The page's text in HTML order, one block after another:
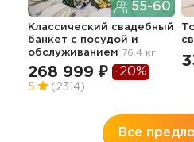
55-60
Классический свадебный
банкет с посудой и
обслуживанием 76.4 кг
268 999 ₽ -20%
5 (2314)
Все